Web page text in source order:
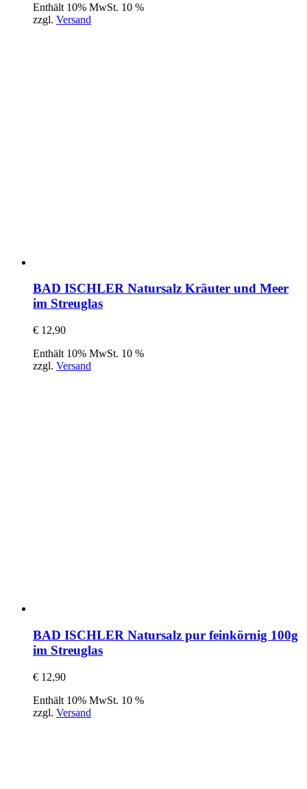
Enthält 10% MwSt. 10 %
zzgl. Versand
BAD ISCHLER Natursalz Kräuter und Meer
im Streuglas
€ 12,90
Enthält 10% MwSt. 10 %
zzgl. Versand
BAD ISCHLER Natursalz pur feinkörnig 100g
im Streuglas
€ 12,90
Enthält 10% MwSt. 10 %
zzgl. Versand